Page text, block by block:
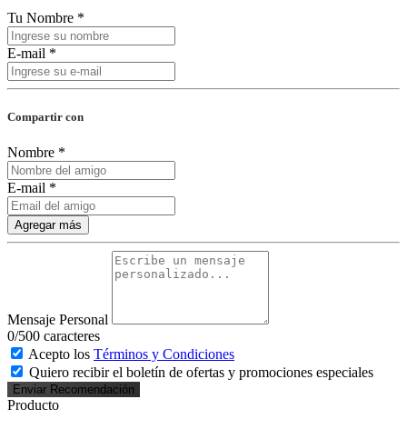
Tu Nombre *
E-mail *
Compartir con
Nombre *
E-mail *
Agregar más
Mensaje Personal
0/500 caracteres
Acepto los Términos y Condiciones
Quiero recibir el boletín de ofertas y promociones especiales
Enviar Recomendación
Producto